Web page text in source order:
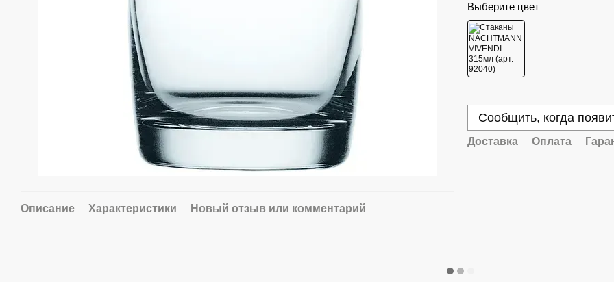
Описание Характеристики Новый отзыв или комментарий
Выберите цвет
Сообщить, когда
Доставка Оплата